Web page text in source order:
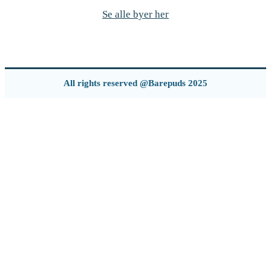
Se alle byer her
All rights reserved @Barepuds 2025